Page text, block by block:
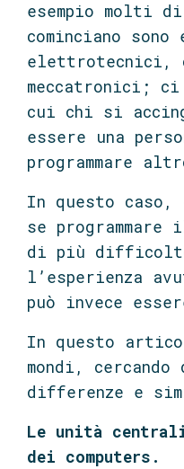
esempio molti
cominciano
elettrotecnici, o
meccatronici;
cui chi si
essere una
programmare
In questo caso,
se programmare
di più
l’esperienza
può invece
In questo
mondi,
differenze e
Le unità
dei computers.